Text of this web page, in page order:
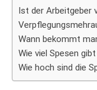
Ist der Arbeitgeber
Wann bekommt
Wie viel Spesen
Wie hoch sind die